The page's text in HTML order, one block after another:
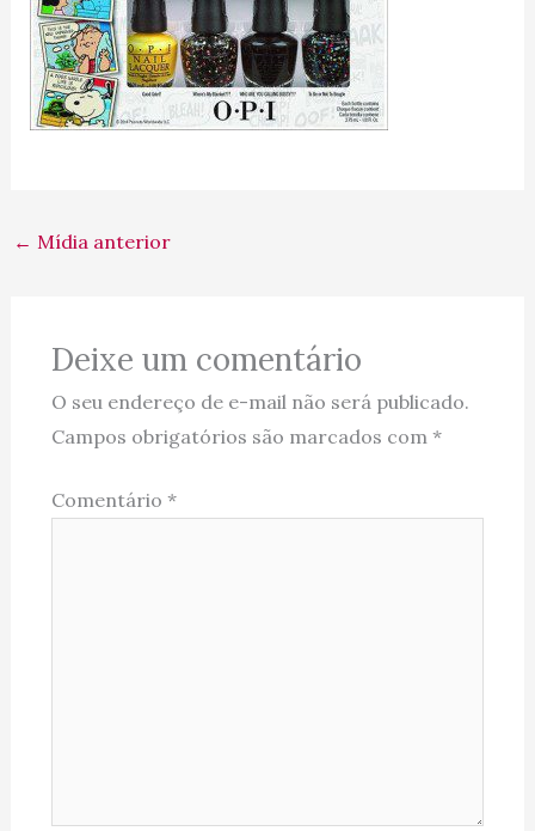
← Mídia anterior
Deixe um comentário
O seu endereço de e-mail não será publicado.
Campos obrigatórios são marcados com *
Comentário *